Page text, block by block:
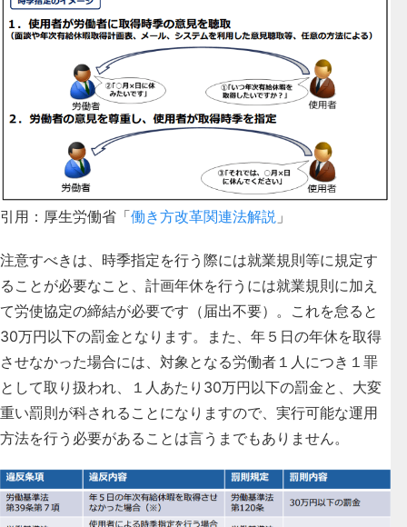
引用：厚生労働省「働き方改革関連法解説 」
注意すべきは、時季指定を行う際には就業規則等に規定す
ることが必要なこと、計画年休を行うには就業規則に加え
て労使協定の締結が必要です（届出不要）。これを怠ると
30万円以下の罰金となります。また、年５日の年休を取得
させなかった場合には、対象となる労働者１人につき１罪
として取り扱われ、１人あたり30万円以下の罰金と、大変
重い罰則が科されることになりますので、実行可能な運用
方法を行う必要があることは言うまでもありません。